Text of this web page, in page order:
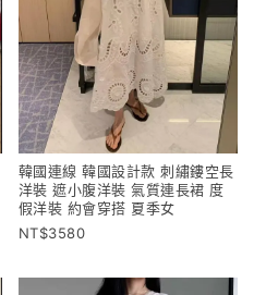
韓國連線 韓國設計款 刺繡鏤空長
洋裝 遮小腹洋裝 氣質連長裙 度
假洋裝 約會穿搭 夏季女
3580